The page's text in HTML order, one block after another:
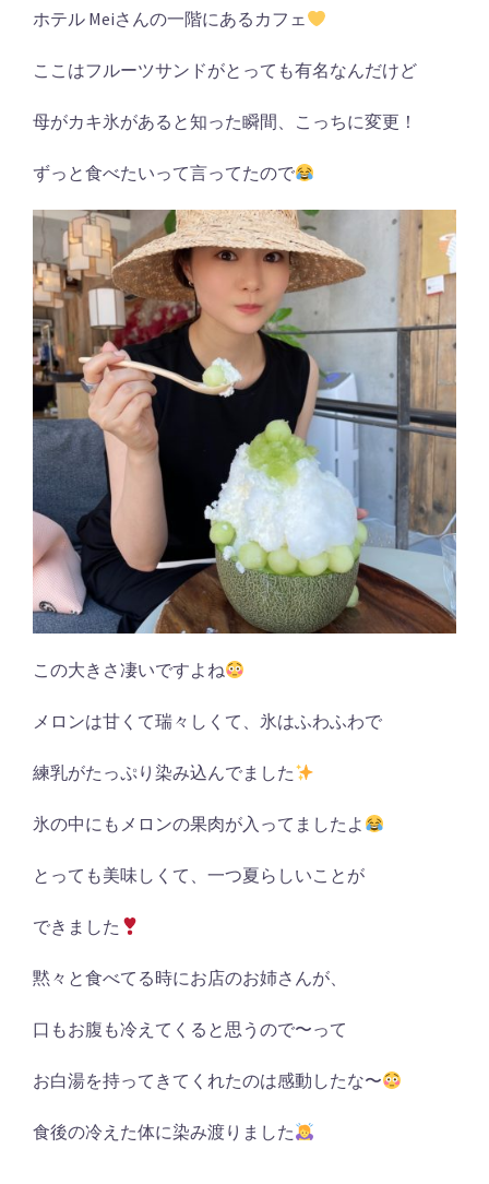
ホテル Meiさんの一階にあるカフェ
ここはフルーツサンドがとっても有名なんだけど
母がカキ氷があると知った瞬間、こっちに変更！
ずっと食べたいって言ってたので
この大きさ凄いですよね
メロンは甘くて瑞々しくて、氷はふわふわで
練乳がたっぷり染み込んでました
氷の中にもメロンの果肉が入ってましたよ
とっても美味しくて、一つ夏らしいことが
できました
黙々と食べてる時にお店のお姉さんが、
口もお腹も冷えてくると思うので〜って
お白湯を持ってきてくれたのは感動したな〜
食後の冷えた体に染み渡りました